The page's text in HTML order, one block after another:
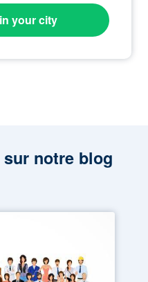
your city
notre blog